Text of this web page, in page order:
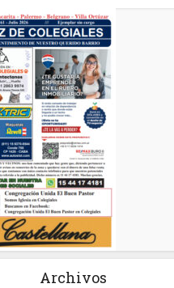
Archivos